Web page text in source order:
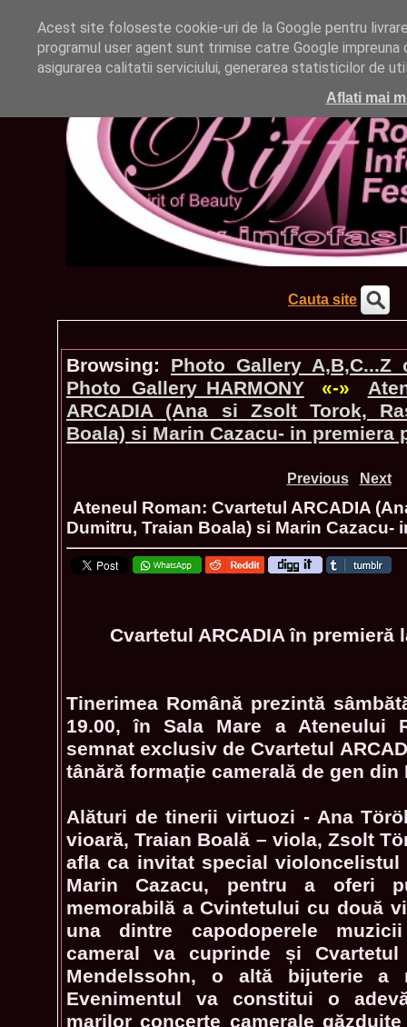
Acest site foloseste cookie-uri de la Google pentru
programul user agent sunt trimise catre Google
asigurarea calitatii serviciului, generarea statisticilor de
Aflati mai
Cauta site
Browsing:
Photo_Gallery
Photo_Gallery HARMONY
«-»
ARCADIA (Ana si Zsolt Torok,
Boala) si Marin Cazacu- in premiera
Previous Next
Ateneul Roman: Cvartetul ARCADIA
Dumitru, Traian Boala) si Marin Cazacu-
Cvartetul ARCADIA în premieră
Tinerimea Română prezintă
19.00, în Sala Mare a Ateneului
semnat exclusiv de Cvartetul
tânără formație camerală de gen din
Alături de tinerii virtuozi - Ana
vioară, Traian Boală – viola, Zsolt
afla ca invitat special violoncelistul
Marin Cazacu, pentru a oferi
memorabilă a Cvintetului cu două
una dintre capodoperele
cameral va cuprinde și
Mendelssohn, o altă bijuterie a
Evenimentul va constitui o
marilor concerte camerale